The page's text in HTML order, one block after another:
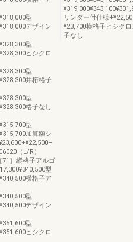
型
デザイン
型
ヒシクロ
型
井桁格子
型
格子なし
型
加算額シ
（L/R）
71］縦格子アルゴ
型
横格子ア
型
デザイン
型
ヒシクロ
リンダー付仕様
¥23,700横格子ヒシク
子なし